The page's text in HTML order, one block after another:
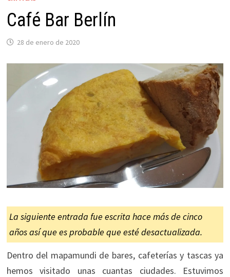
Café Bar Berlín
28 de enero de 2020
La siguiente entrada fue escrita hace más de cinco
años así que es probable que esté desactualizada.
Dentro del mapamundi de bares, cafeterías y tascas ya
hemos visitado unas cuantas ciudades. Estuvimos